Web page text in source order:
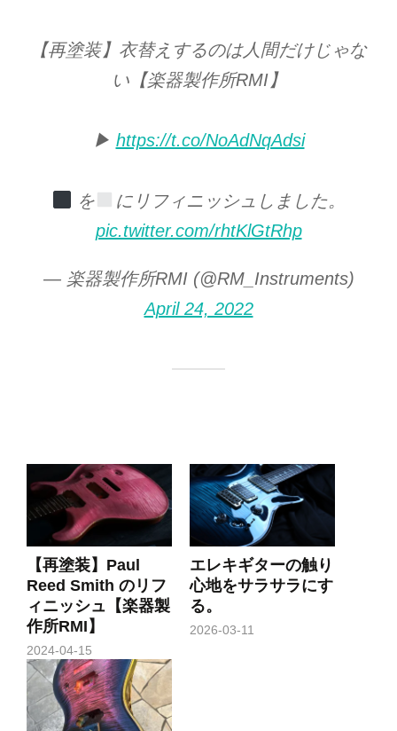
【再塗装】衣替えするのは人間だけじゃな
い【楽器製作所RMI】
▶︎ https://t.co/NoAdNqAdsi
を
にリフィニッシュしました。
pic.twitter.com/rhtKlGtRhp
— 楽器製作所RMI (@RM_Instruments)
April 24, 2022
【再塗装】Paul
Reed Smith のリフ
ィニッシュ【楽器製
作所RMI】
2024-04-15
エレキギターの触り
心地をサラサラにす
る。
2026-03-11